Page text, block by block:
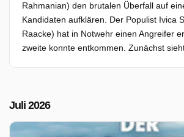
Rahmanian) den brutalen Überfall auf
Kandidaten aufklären. Der Populist Ivica
Raacke) hat in Notwehr einen Angreifer
zweite konnte entkommen. Zunächst
Juli 2026